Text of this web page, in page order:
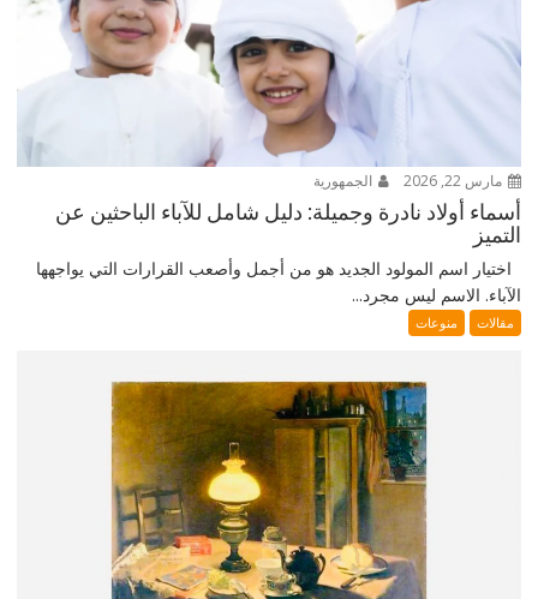
مارس 22, 2026 الجمهورية
أسماء أولاد نادرة وجميلة: دليل شامل للآباء الباحثين عن
التميز
اختيار اسم المولود الجديد هو من أجمل وأصعب القرارات التي يواجهها
الآباء. الاسم ليس مجرد...
مقالات منوعات